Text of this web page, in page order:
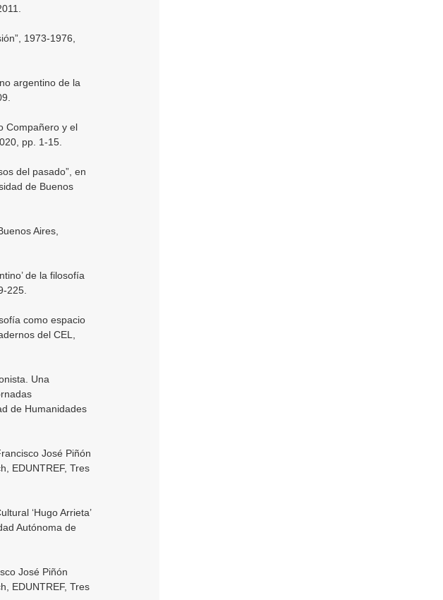
1973-1976,
argentino de la
Compañero y el
pp. 1-15.
del pasado”, en
de Buenos
Aires,
de la filosofía
225.
como espacio
del CEL,
Una
de Humanidades
José Piñón
EDUNTREF, Tres
‘Hugo Arrieta’
Autónoma de
José Piñón
EDUNTREF, Tres